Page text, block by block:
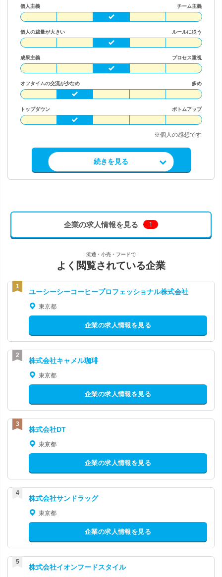
個人主義 チーム主義
個人の裁量が大きい ルールに従う
成果主義 プロセス重視
オフタイムの交流が少なめ 多め
トップダウン ボトムアップ
※個人の感想です
求人情報を見る
続きを見る
企業の求人情報を見る 1
流通・小売・フードで
よく閲覧されている企業
ユーシーシーコーヒープロフェッショナル株式会社
東京都
企業の求人情報を見る
株式会社キャメル珈琲
東京都
企業の求人情報を見る
株式会社DT
東京都
企業の求人情報を見る
株式会社サンドラッグ
東京都
企業の求人情報を見る
株式会社イオンフードスタイル